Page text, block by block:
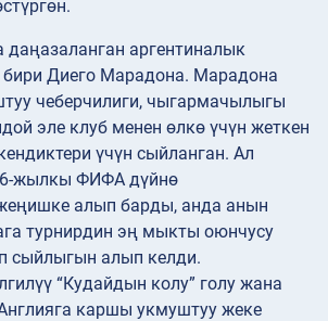
даңазаланган аргентиналык
Диего Марадона. Марадона
чеберчилиги, чыгармачылыгы
эле клуб менен өлкө үчүн жеткен
үчүн сыйланган. Ал
жылкы ФИФА дүйнө
алып барды, анда анын
турнирдин эң мыкты оюнчусу
сыйлыгын алып келди.
“Кудайдын колу” голу жана
каршы укмуштуу жеке